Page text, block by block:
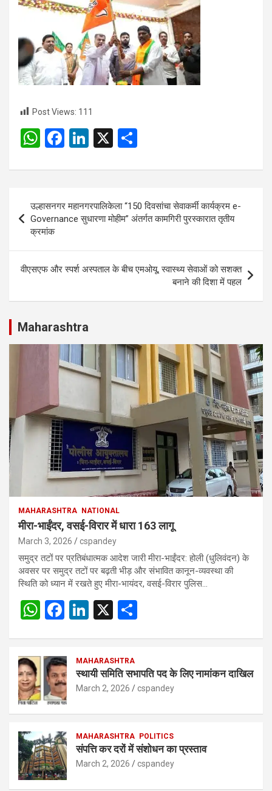
Post Views: 111
W
at
A
p
p
F
ce
o
k
Li
ke
dI
n
X
ar
e
navigation
उल्हासनगर महानगरपालिकेला “150 दिवसांचा सेवाकर्मी कार्यक्रम e-
Governance सुधारणा मोहीम” अंतर्गत कामगिरी पुरस्कारात तृतीय
क्रमांक
वीएसएफ और स्पर्श अस्पताल के बीच एमओयू, स्वास्थ्य सेवाओं को सशक्त
बनाने की दिशा में पहल
Maharashtra
MAHARASHTRA NATIONAL
मीरा-भाईंदर, वसई-विरार में धारा 163 लागू
March 3, 2026 cspandey
समुद्र तटों पर प्रतिबंधात्मक आदेश जारी मीरा-भाईंदर: होली (धुलिवंदन) के
अवसर पर समुद्र तटों पर बढ़ती भीड़ और संभावित कानून-व्यवस्था की
स्थिति को ध्यान में रखते हुए मीरा-भायंदर, वसई-विरार पुलिस…
W
s
A
p
p
F
b
o
o
k
Li
dI
n
X
e
MAHARASHTRA
स्थायी समिति सभापति पद के लिए नामांकन दाखिल
March 2, 2026 cspandey
MAHARASHTRA POLITICS
संपत्ति कर दरों में संशोधन का प्रस्ताव
March 2, 2026 cspandey